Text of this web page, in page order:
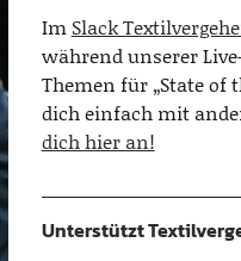
Im Slack
während unserer
Themen für „State of
dich einfach mit
dich hier an!
Unterstützt